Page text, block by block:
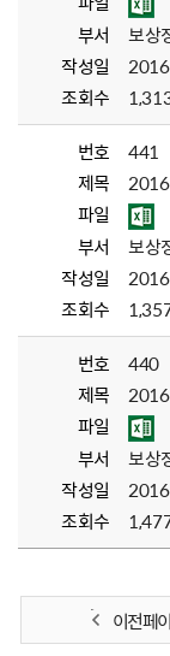
부서
보상
작성일
조회수
번호
441
제목
파일
부서
보상
작성일
조회수
번호
440
제목
파일
부서
보상
작성일
조회수
이전 페